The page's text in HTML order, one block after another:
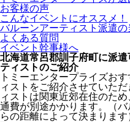
お客様の声
こんなイベントにオススメ！
バルーンアーティスト派遣
よくある質問
イベント幹事様へ
北海道常呂郡訓子府町に派
ティストのご紹介
トミーエンタープライズお
ィストをご紹介させていた
ィストは関東近郊在住のた
通費が別途かかります。（
らの距離によって決まります